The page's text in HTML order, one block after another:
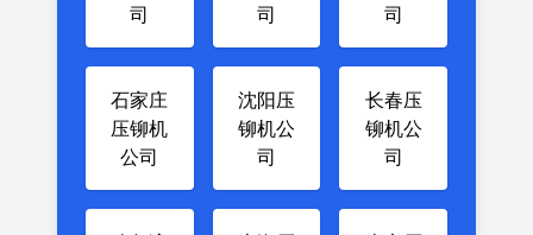
司
司
司
石家庄
压铆机
公司
沈阳压
铆机公
司
长春压
铆机公
司